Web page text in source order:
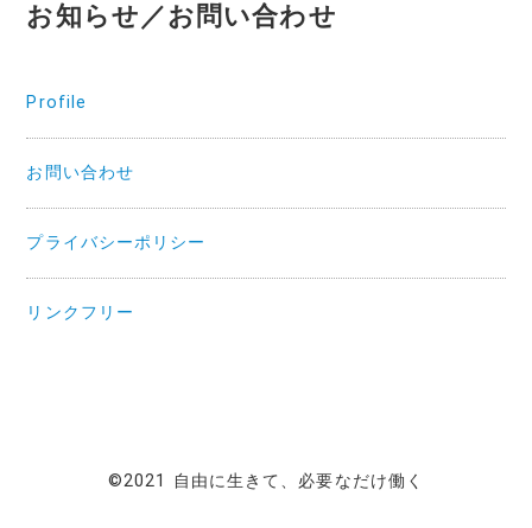
お知らせ／お問い合わせ
Profile
お問い合わせ
プライバシーポリシー
リンクフリー
©2021 自由に生きて、必要なだけ働く